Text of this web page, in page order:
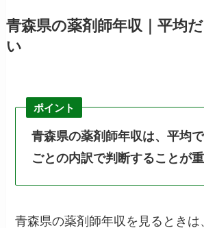
青森県の薬剤師年収｜平均
い
ポイント
青森県の薬剤師年収は、平均
ごとの内訳で判断することが重
青森県の薬剤師年収を見るとき